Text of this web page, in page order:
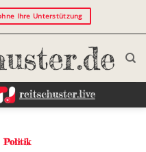
Ihre Unterstützung
Politik